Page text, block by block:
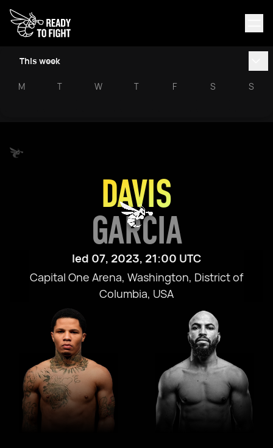
This week
M T W T F S S
DAVIS
GARCIA
led 07, 2023, 21:00 UTC
Capital One Arena, Washington, District of
Columbia, USA